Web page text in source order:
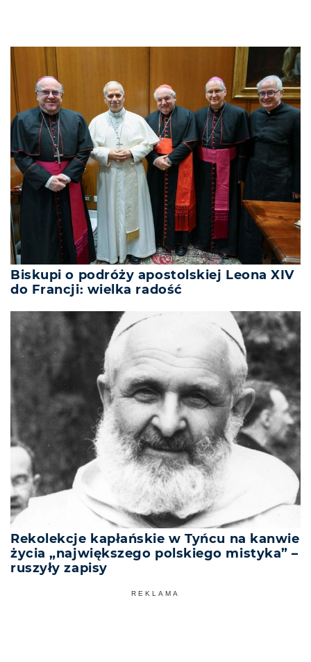
Biskupi o podróży apostolskiej Leona XIV
do Francji: wielka radość
Rekolekcje kapłańskie w Tyńcu na kanwie
życia „największego polskiego mistyka” –
ruszyły zapisy
REKLAMA